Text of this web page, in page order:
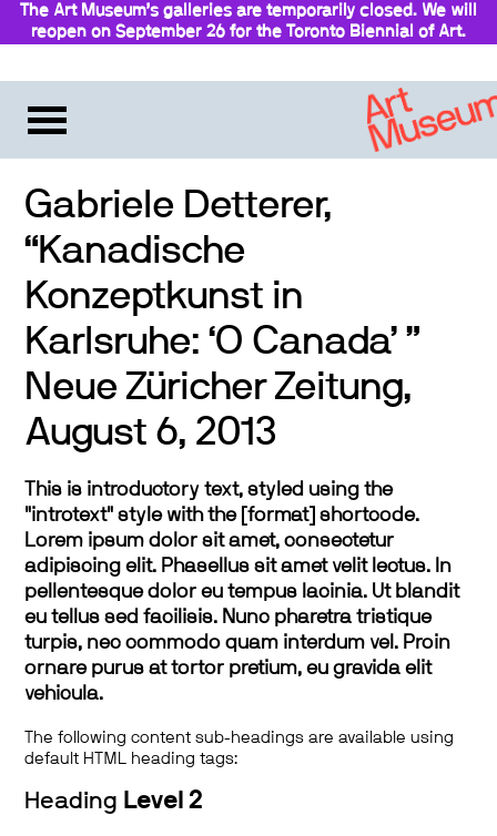
The Art Museum’s galleries are temporarily closed. We will
reopen on September 26 for the Toronto Biennial of Art.
Gabriele Detterer,
“Kanadische
Konzeptkunst in
Karlsruhe: ‘O Canada’ ”
Neue Züricher Zeitung,
August 6, 2013
This is introductory text, styled using the
"introtext" style with the [format] shortcode.
Lorem ipsum dolor sit amet, consectetur
adipiscing elit. Phasellus sit amet velit lectus. In
pellentesque dolor eu tempus lacinia. Ut blandit
eu tellus sed facilisis. Nunc pharetra tristique
turpis, nec commodo quam interdum vel. Proin
ornare purus at tortor pretium, eu gravida elit
vehicula.
The following content sub-headings are available using
default HTML heading tags:
Heading Level 2